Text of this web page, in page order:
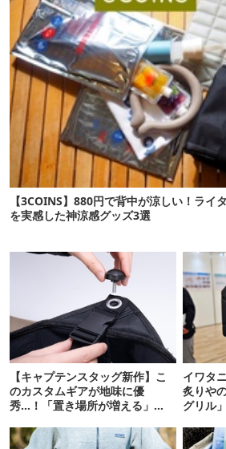
【3COINS】880円で背中が涼しい！ライ
を実感した神涼感グッズ3選
【キャプテンスタッグ新作】こ
のカスタムギアが地味に優
秀…！「置き場所が増える」
イワタ
炙りや
グリル